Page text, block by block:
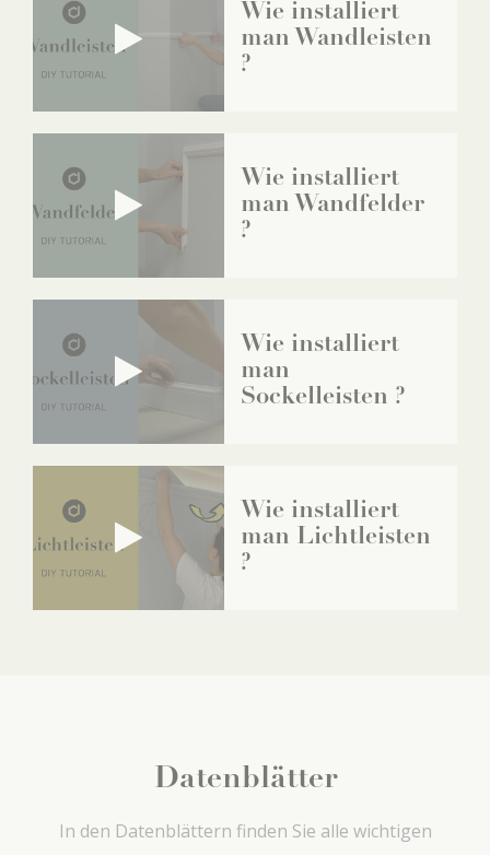
Wie installiert
man Wandleisten
?
Wie installiert
man Wandfelder
?
Wie installiert
man
Sockelleisten ?
Wie installiert
man Lichtleisten
?
Datenblätter
In den Datenblättern finden Sie alle wichtigen